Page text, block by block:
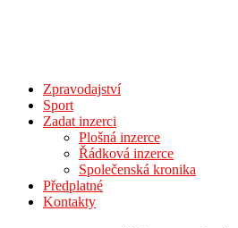
Zpravodajství
Sport
Zadat inzerci
Plošná inzerce
Řádková inzerce
Společenská kronika
Předplatné
Kontakty